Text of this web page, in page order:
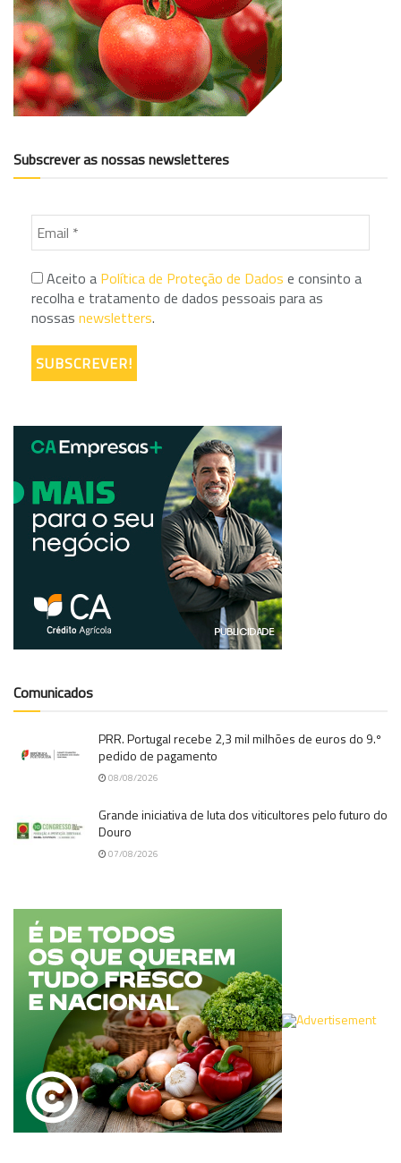
Subscrever as nossas newsletteres
Aceito a Política de Proteção de Dados e consinto a
recolha e tratamento de dados pessoais para as
nossas newsletters.
Comunicados
PRR. Portugal recebe 2,3 mil milhões de euros do 9.º
pedido de pagamento
08/08/2026
Grande iniciativa de luta dos viticultores pelo futuro do
Douro
07/08/2026